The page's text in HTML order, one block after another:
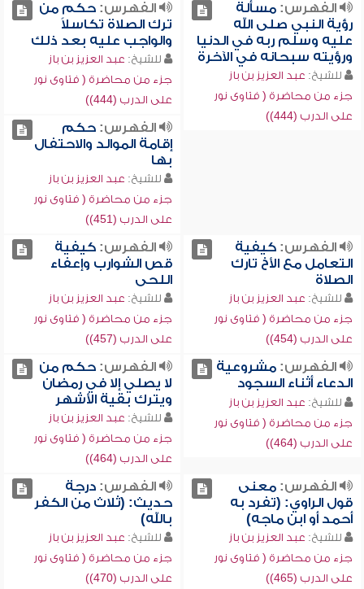
الفهرس:مسألة
رؤية النبي صلى الله
عليه وسلم ربه في الدنيا
ورؤيته سبحانه في الآخرة
للشيخ: عبد العزيز بن باز
جزء من محاضرة ( فتاوى نور
على الدرب (444))
الفهرس:حكم من
ترك الصلاة تكاسلاً
والواجب عليه بعد ذلك
للشيخ: عبد العزيز بن باز
جزء من محاضرة ( فتاوى نور
على الدرب (444))
الفهرس:حكم
إقامة الموالد والاحتفال
بها
للشيخ: عبد العزيز بن باز
جزء من محاضرة ( فتاوى نور
على الدرب (451))
الفهرس:كيفية
التعامل مع الأخ تارك
الصلاة
للشيخ: عبد العزيز بن باز
جزء من محاضرة ( فتاوى نور
على الدرب (454))
الفهرس:كيفية
قص الشوارب وإعفاء
اللحى
للشيخ: عبد العزيز بن باز
جزء من محاضرة ( فتاوى نور
على الدرب (457))
الفهرس:مشروعية
الدعاء أثناء السجود
للشيخ: عبد العزيز بن باز
جزء من محاضرة ( فتاوى نور
على الدرب (464))
الفهرس:حكم من
لا يصلي إلا في رمضان
ويترك بقية الأشهر
للشيخ: عبد العزيز بن باز
جزء من محاضرة ( فتاوى نور
على الدرب (464))
الفهرس:معنى
قول الراوي: (تفرد به
أحمد أو ابن ماجه)
للشيخ: عبد العزيز بن باز
جزء من محاضرة ( فتاوى نور
على الدرب (465))
الفهرس:درجة
حديث: (ثلاث من الكفر
بالله)
للشيخ: عبد العزيز بن باز
جزء من محاضرة ( فتاوى نور
على الدرب (470))